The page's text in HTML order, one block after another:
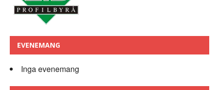
EVENEMANG
Inga evenemang